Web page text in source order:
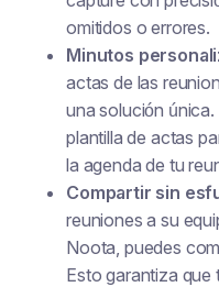
omitidos o errores.
Minutos
actas de las
una solución
plantilla de actas
la agenda de tu
Compartir sin
reuniones a su
Noota, puedes
Esto garantiza que